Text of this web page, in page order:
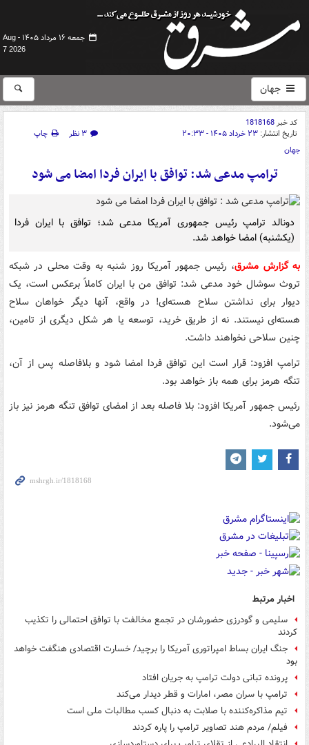
جمعه ۱۶ مرداد ۱۴۰۵ -
Aug
7 2026
جهان
کد خبر1818168
تاریخ انتشار: ۲۳ خرداد ۱۴۰۵ - ۲۰:۳۳ ۳ نظر
چاپ
جهان
ترامپ مدعی شد: توافق با ایران فردا امضا می شود
دونالد ترامپ رئیس جمهوری آمریکا مدعی شد؛ توافق با ایران فردا
(یکشنبه) امضا خواهد شد.
به گزارش مشرق، رئیس جمهور آمریکا روز شنبه به وقت محلی در شبکه
تروث سوشال خود مدعی شد: توافق من با ایران کاملاً برعکس است، یک
دیوار برای نداشتن سلاح هسته‌ای! در واقع، آنها دیگر خواهان سلاح
هسته‌ای نیستند. نه از طریق خرید، توسعه یا هر شکل دیگری از تامین،
چنین سلاحی نخواهند داشت.
ترامپ افزود: قرار است این توافق فردا امضا شود و بلافاصله پس از آن،
تنگه هرمز برای همه باز خواهد بود.
رئیس جمهور آمریکا افزود: بلا فاصله بعد از امضای توافق تنگه هرمز نیز باز
می‌شود.
اخبار مرتبط
سلیمی و گودرزی حضورشان در تجمع مخالفت با توافق احتمالی را تکذیب
کردند
جنگ ایران بساط امپراتوری آمریکا را برچید/ خسارت اقتصادی هنگفت خواهد
بود
پرونده تبانی دولت ترامپ به جریان افتاد
ترامپ با سران مصر، امارات و قطر دیدار می‌کند
تیم مذاکره‌کننده با صلابت به دنبال کسب مطالبات ملی است
فیلم/ مردم هند تصاویر ترامپ را پاره کردند